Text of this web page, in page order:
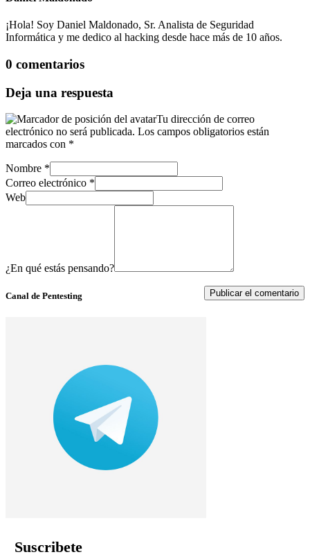
¡Hola! Soy Daniel Maldonado, Sr. Analista de Seguridad
Informática y me dedico al hacking desde hace más de 10 años.
0 comentarios
Deja una respuesta
Tu dirección de correo
electrónico no será publicada. Los campos obligatorios están
marcados con *
Nombre *
Correo electrónico *
Web
¿En qué estás pensando?
Canal de Pentesting
Suscribete